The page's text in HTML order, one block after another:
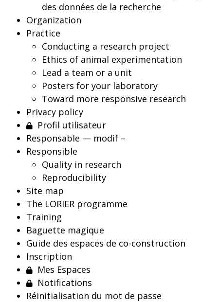
des données de la recherche
Organization
Practice
Conducting a research project
Ethics of animal experimentation
Lead a team or a unit
Posters for your laboratory
Toward more responsive research
Privacy policy
Profil utilisateur
Responsable — modif –
Responsible
Quality in research
Reproducibility
Site map
The LORIER programme
Training
Baguette magique
Guide des espaces de co-construction
Inscription
Mes Espaces
Notifications
Réinitialisation du mot de passe